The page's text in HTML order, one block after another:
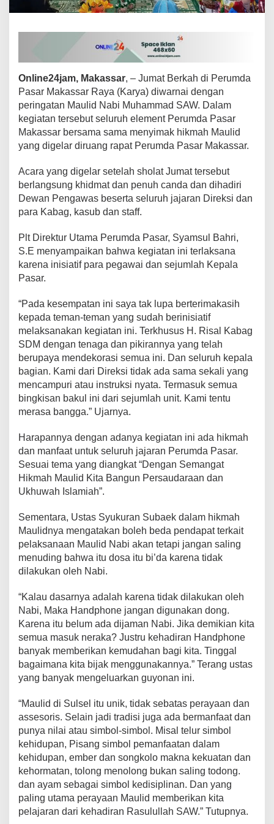
i
e
s
i
n
P
e
g
a
w
P
e
r
u
d
P
r
M
k
a
s
s
a
r
a
r
M
u
d
Online24jam, Makassar, – Jumat Berkah di Perumda
Pasar Makassar Raya (Karya) diwarnai dengan
peringatan Maulid Nabi Muhammad SAW. Dalam
kegiatan tersebut seluruh element Perumda Pasar
Makassar bersama sama menyimak hikmah Maulid
yang digelar diruang rapat Perumda Pasar Makassar.
Acara yang digelar setelah sholat Jumat tersebut
berlangsung khidmat dan penuh canda dan dihadiri
Dewan Pengawas beserta seluruh jajaran Direksi dan
para Kabag, kasub dan staff.
Plt Direktur Utama Perumda Pasar, Syamsul Bahri,
S.E menyampaikan bahwa kegiatan ini terlaksana
karena inisiatif para pegawai dan sejumlah Kepala
Pasar.
“Pada kesempatan ini saya tak lupa berterimakasih
kepada teman-teman yang sudah berinisiatif
melaksanakan kegiatan ini. Terkhusus H. Risal Kabag
SDM dengan tenaga dan pikirannya yang telah
berupaya mendekorasi semua ini. Dan seluruh kepala
bagian. Kami dari Direksi tidak ada sama sekali yang
mencampuri atau instruksi nyata. Termasuk semua
bingkisan bakul ini dari sejumlah unit. Kami tentu
merasa bangga.” Ujarnya.
Harapannya dengan adanya kegiatan ini ada hikmah
dan manfaat untuk seluruh jajaran Perumda Pasar.
Sesuai tema yang diangkat “Dengan Semangat
Hikmah Maulid Kita Bangun Persaudaraan dan
Ukhuwah Islamiah”.
Sementara, Ustas Syukuran Subaek dalam hikmah
Maulidnya mengatakan boleh beda pendapat terkait
pelaksanaan Maulid Nabi akan tetapi jangan saling
menuding bahwa itu dosa itu bi’da karena tidak
dilakukan oleh Nabi.
“Kalau dasarnya adalah karena tidak dilakukan oleh
Nabi, Maka Handphone jangan digunakan dong.
Karena itu belum ada dijaman Nabi. Jika demikian kita
semua masuk neraka? Justru kehadiran Handphone
banyak memberikan kemudahan bagi kita. Tinggal
bagaimana kita bijak menggunakannya.” Terang ustas
yang banyak mengeluarkan guyonan ini.
“Maulid di Sulsel itu unik, tidak sebatas perayaan dan
assesoris. Selain jadi tradisi juga ada bermanfaat dan
punya nilai atau simbol-simbol. Misal telur simbol
kehidupan, Pisang simbol pemanfaatan dalam
kehidupan, ember dan songkolo makna kekuatan dan
kehormatan, tolong menolong bukan saling todong.
dan ayam sebagai simbol kedisiplinan. Dan yang
paling utama perayaan Maulid memberikan kita
pelajaran dari kehadiran Rasulullah SAW.” Tutupnya.